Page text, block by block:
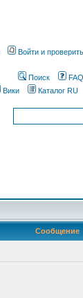
Войти и
Поиск FAQ
Вики
Каталог RU
Сообщение